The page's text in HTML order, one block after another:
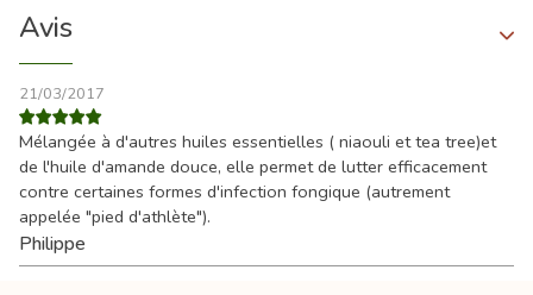
Avis
21/03/2017
Mélangée à d'autres huiles essentielles ( niaouli et tea tree)et
de l'huile d'amande douce, elle permet de lutter efficacement
contre certaines formes d'infection fongique (autrement
appelée "pied d'athlète").
Philippe